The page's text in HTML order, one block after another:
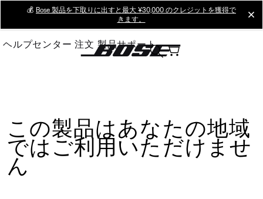
Main
💰 Bose 製品を下取りに出すと最大 ¥30,000 のクレジットを獲得で
きます。
ヘルプセンター 注文 製品サポート
この製品はあなたの地域
ではご利用いただけませ
ん